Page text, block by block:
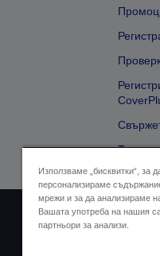
Използваме „бисквитки“, за
персонализираме
мрежи и за да анализираме
Вашата употреба на нашия
партньори за анализи.